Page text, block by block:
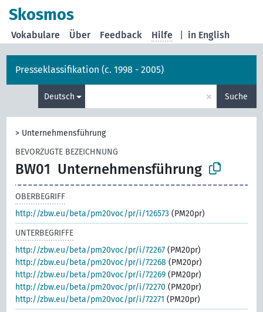
Skosmos
in English
Vokabulare Über Feedback Hilfe
Presseklassifikation (c. 1998 - 2005)
Deutsch × Suche
> Unternehmensführung
BEVORZUGTE BEZEICHNUNG
BW01 Unternehmensführung
OBERBEGRIFF
http://zbw.eu/beta/pm20voc/pr/i/126573 (PM20pr)
UNTERBEGRIFFE
http://zbw.eu/beta/pm20voc/pr/i/72267 (PM20pr)
http://zbw.eu/beta/pm20voc/pr/i/72268 (PM20pr)
http://zbw.eu/beta/pm20voc/pr/i/72269 (PM20pr)
http://zbw.eu/beta/pm20voc/pr/i/72270 (PM20pr)
http://zbw.eu/beta/pm20voc/pr/i/72271 (PM20pr)